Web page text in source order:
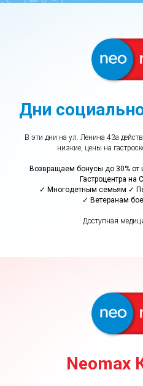
Дни
В эти дни на ул. Ленина 43а
низкие, цены на
Возвращаем бонусы до 30% от
Гастроцентра на
✓ Многодетным семьям ✓
✓ Ветеранам
Доступная
Neomax